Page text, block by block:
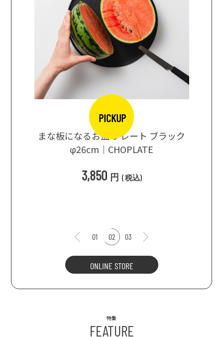
PICKUP
まるで箱根旅行気分♪ 強羅の地ビール
3種飲み比べセット ｜HESTA 箱根セレ
01 02 03
ONLINE STORE
特集
FEATURE